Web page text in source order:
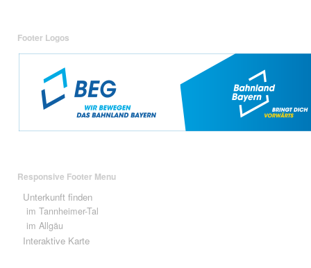
Footer Logos
Responsive Footer Menu
Unterkunft finden
im Tannheimer-Tal
im Allgäu
Interaktive Karte